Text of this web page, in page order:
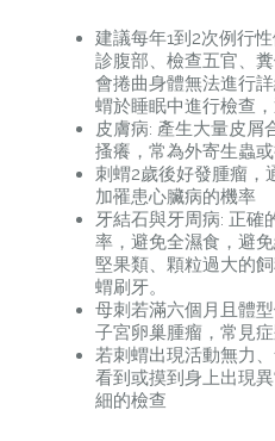
建議每年1到2次例行
診腹部、檢查五官、
會捲曲身體無法進行
蝟於睡眠中進行檢查
皮膚病: 產生大量皮屑
搔癢，常為外寄生蟲
刺蝟2歲後好發腫瘤，
加罹患心臟病的機率
牙結石與牙周病: 正確
率，避免全濕食，避
堅果類、顆粒過大的
蝟刷牙。
母刺若滿六個月且體
子宮卵巢腫瘤，常見
若刺蝟出現活動無力
看到或摸到身上出現
細的檢查